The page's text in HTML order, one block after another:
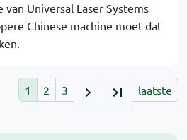
Universal Laser Systems
Chinese machine moet dat
1 2 3 laatste